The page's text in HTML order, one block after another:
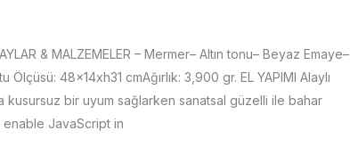
& MALZEMELER – Mermer– Altın tonu– Beyaz Emaye–
48x14xh31 cmAğırlık: 3,900 gr. EL YAPIMI Alaylı
kusursuz bir uyum sağlarken sanatsal güzelli ile bahar
enable JavaScript in